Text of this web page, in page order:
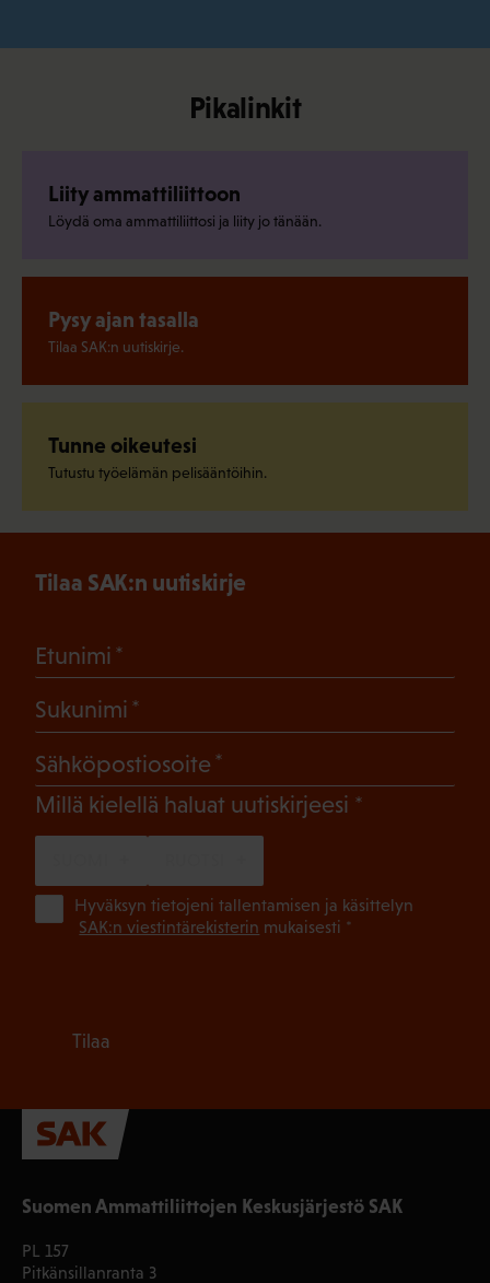
Pikalinkit
Liity ammattiliittoon
Löydä oma ammattiliittosi ja liity jo tänään.
Pysy ajan tasalla
Tilaa SAK:n uutiskirje.
Tunne oikeutesi
Tutustu työelämän pelisääntöihin.
Suomen Ammattiliittojen Keskusjärjestö SAK
PL 157
Pitkänsillanranta 3
Tilaa SAK:n uutiskirje
Etunimi
Sukunimi
Sähköpostiosoite
Millä kielellä haluat uutiskirjeesi (Pakollinen)
Hyväksyn tietojeni tallentamisen ja käsittelyn
SAK:n viestintärekisterin mukaisesti *
Tilaa